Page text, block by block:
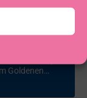
Philipp Buhl im Goldenen Buch der Stadt Sonthofen